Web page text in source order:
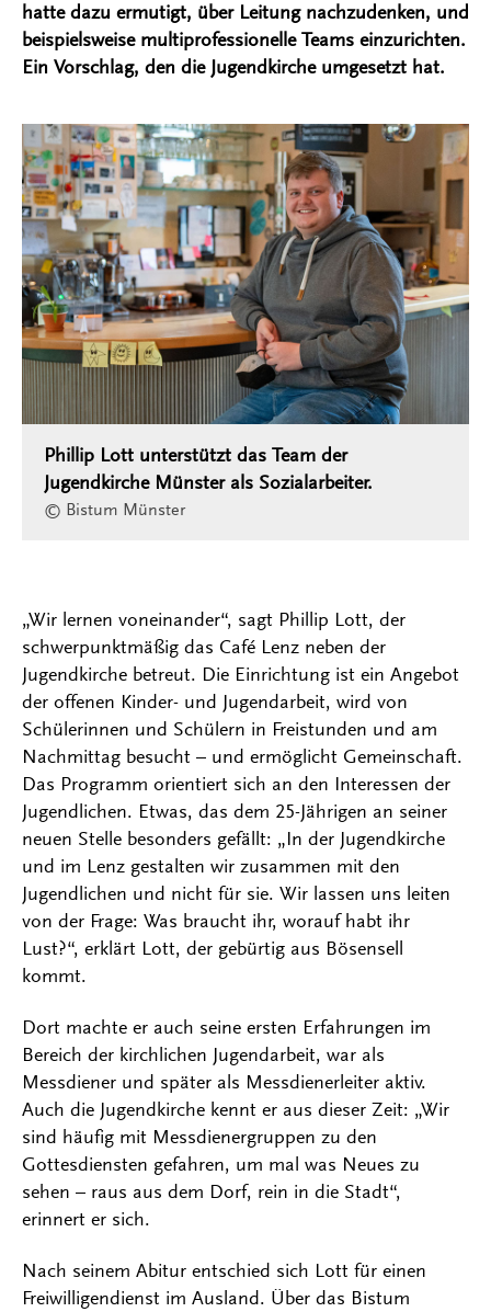
hatte dazu ermutigt, über Leitung nachzudenken, und
beispielsweise multiprofessionelle Teams einzurichten.
Ein Vorschlag, den die Jugendkirche umgesetzt hat.
Phillip Lott unterstützt das Team der
Jugendkirche Münster als Sozialarbeiter.
© Bistum Münster
„Wir lernen voneinander“, sagt Phillip Lott, der
schwerpunktmäßig das Café Lenz neben der
Jugendkirche betreut. Die Einrichtung ist ein Angebot
der offenen Kinder- und Jugendarbeit, wird von
Schülerinnen und Schülern in Freistunden und am
Nachmittag besucht – und ermöglicht Gemeinschaft.
Das Programm orientiert sich an den Interessen der
Jugendlichen. Etwas, das dem 25-Jährigen an seiner
neuen Stelle besonders gefällt: „In der Jugendkirche
und im Lenz gestalten wir zusammen mit den
Jugendlichen und nicht für sie. Wir lassen uns leiten
von der Frage: Was braucht ihr, worauf habt ihr
Lust?“, erklärt Lott, der gebürtig aus Bösensell
kommt.
Dort machte er auch seine ersten Erfahrungen im
Bereich der kirchlichen Jugendarbeit, war als
Messdiener und später als Messdienerleiter aktiv.
Auch die Jugendkirche kennt er aus dieser Zeit: „Wir
sind häufig mit Messdienergruppen zu den
Gottesdiensten gefahren, um mal was Neues zu
sehen – raus aus dem Dorf, rein in die Stadt“,
erinnert er sich.
Nach seinem Abitur entschied sich Lott für einen
Freiwilligendienst im Ausland. Über das Bistum